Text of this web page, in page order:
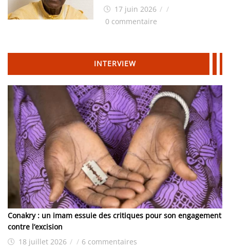
Idrissa Chérif écrit au ministre
des Hydrocarbures
17 juin 2026 / /
0 commentaire
INTERVIEW
Conakry : un imam essuie des critiques pour son engagement
contre l’excision
18 juillet 2026 / / 6 commentaires